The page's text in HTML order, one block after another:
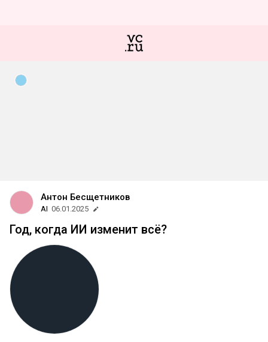
Антон Бесщетников
AI 06.01.2025
Год, когда ИИ изменит всё?